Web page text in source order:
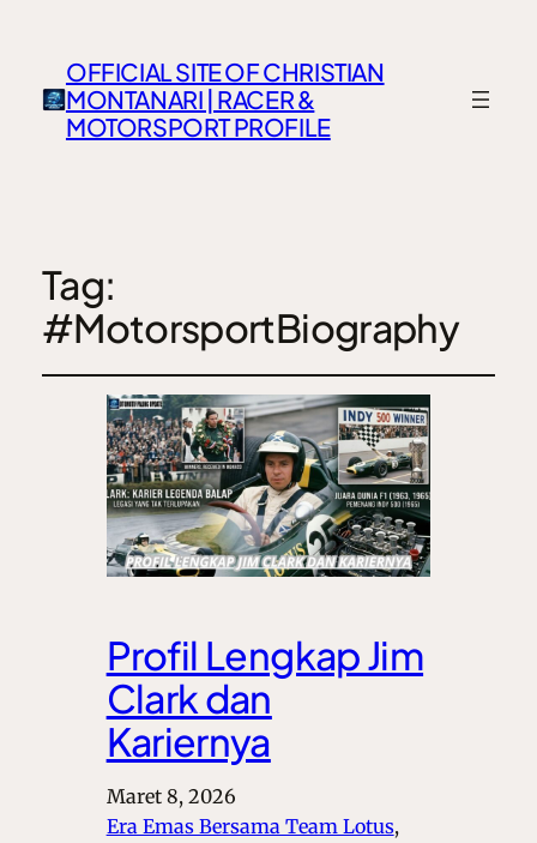
OFFICIAL SITE OF CHRISTIAN
MONTANARI | RACER &
MOTORSPORT PROFILE
Tag:
#MotorsportBiography
Profil Lengkap Jim
Clark dan
Kariernya
Maret 8, 2026
Era Emas Bersama Team Lotus ,